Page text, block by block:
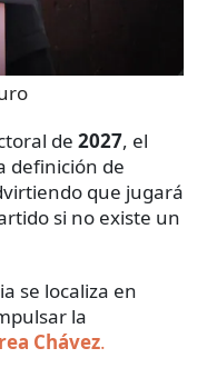
de 2027, el
definición de
que jugará
si no existe un
se localiza en
la
Chávez.